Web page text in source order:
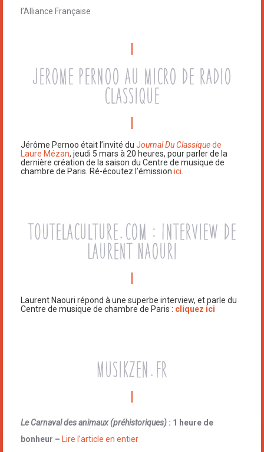
l’Alliance Française
Jerome Pernoo au micro de radio
classique
Jérôme Pernoo était l’invité du Journal Du Classiquede
Laure Mézan, jeudi 5 mars à 20 heures, pour parler de la
dernière création de la saison du Centre de musique de
chambre de Paris. Ré-écoutez l’émission ici.
TOutelaculture.com : Interview de
Laurent Naouri
Laurent Naouri répond à une superbe interview, et parle du
Centre de musique de chambre de Paris : cliquez ici
Musikzen.fr
Le Carnaval des animaux (préhistoriques) : 1 heure de
bonheur –
Lire l’article en entier